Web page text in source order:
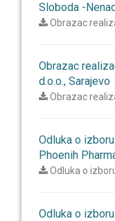
Sloboda -
Obrazac
Obrazac
d.o.o., Sarajevo
Obrazac
Odluka o
Phoenih
Odluka o
Odluka o